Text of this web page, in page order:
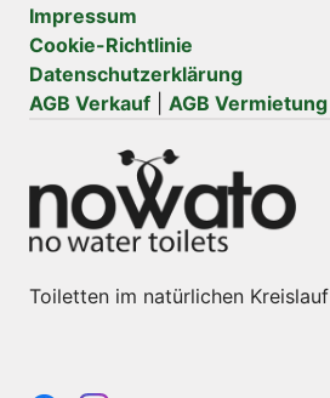
Impressum
Cookie-Richtlinie
Datenschutzerklärung
AGB Verkauf
AGB Vermietung
Toiletten im natürlichen Kreislauf